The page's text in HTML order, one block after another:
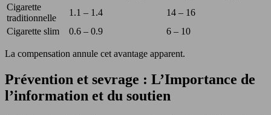
Cigarette
traditionnelle
1.1 – 1.4
14 – 16
Cigarette slim
0.6 – 0.9 6 – 10
La compensation annule cet avantage apparent.
Prévention et sevrage : L’Importance de
l’information et du soutien